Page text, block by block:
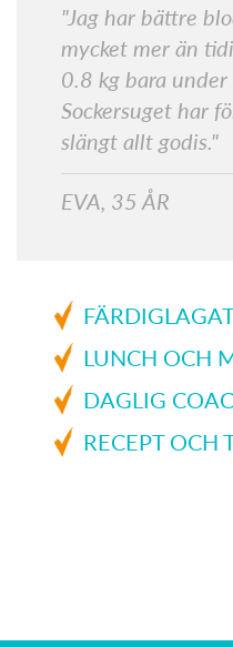
"Jag har bättre
mycket mer än
0.8 kg bara
Sockersuget har
slängt allt godis."
EVA, 35 ÅR
LUNCH OCH
DAGLIG
RECEPT OCH